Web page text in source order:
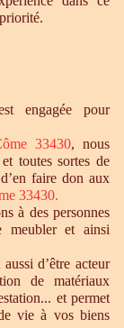
engagée pour
33430, nous
toutes sortes de
faire don aux
33430.
à des personnes
meubler et ainsi
d’être acteur
de matériaux
et permet
vie à vos biens